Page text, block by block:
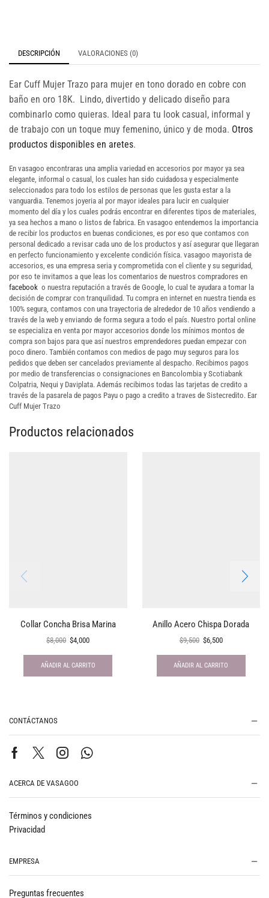
DESCRIPCIÓN VALORACIONES (0)
Ear Cuff Mujer Trazo para mujer en tono dorado en cobre con
baño en oro 18K. Lindo, divertido y delicado diseño para
combinarlo como quieras. Ideal para tu look casual, informal y
de trabajo con un toque muy femenino, único y de moda. Otros
productos disponibles en aretes.
En vasagoo encontraras una amplia variedad en accesorios por mayor ya sea
elegante, informal o casual, los cuales han sido cuidadosa y especialmente
seleccionados para todo los estilos de personas que les gusta estar a la
vanguardia. Tenemos joyeria al por mayor ideales para lucir en cualquier
momento del día y los cuales podrás encontrar en diferentes tipos de materiales,
ya sea hechos a mano o listos de fabrica. En vasagoo entendemos la importancia
de recibir los productos en buenas condiciones, es por eso que contamos con
personal dedicado a revisar cada uno de los productos y así asegurar que llegaran
en perfecto funcionamiento y excelente condición física. vasagoo mayorista de
accesorios, es una empresa seria y comprometida con el cliente y su seguridad,
por eso te invitamos a que leas los comentarios de nuestros compradores en
facebook o nuestra reputación a través de Google, lo cual te ayudara a tomar la
decisión de comprar con tranquilidad. Tu compra en internet en nuestra tienda es
100% segura, contamos con una trayectoria de alrededor de 10 años vendiendo a
través de la web y enviando de forma segura a todo el país. Nuestro portal online
se especializa en venta por mayor accesorios donde los mínimos montos de
compra son bajos para que así nuestros emprendedores puedan empezar con
poco dinero. También contamos con medios de pago muy seguros para los
pedidos que deben ser cancelados previamente al despacho. Recibimos pagos
por medio de transferencias o consignaciones en Bancolombia y Scotiabank
Colpatria, Nequi y Daviplata. Además recibimos todas las tarjetas de credito a
través de la pasarela de pagos Payu o pago a credito a traves de Sistecredito. Ear
Cuff Mujer Trazo
Productos relacionados
Collar Concha Brisa Marina
$8,000 $4,000
AÑADIR AL CARRITO
Anillo Acero Chispa Dorada
$9,500 $6,500
AÑADIR AL CARRITO
CONTÁCTANOS
ACERCA DE VASAGOO
Términos y condiciones
Privacidad
EMPRESA
Preguntas frecuentes